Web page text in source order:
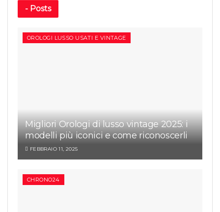
- Posts
OROLOGI LUSSO USATI E VINTAGE
Migliori Orologi di lusso vintage 2025: i
modelli più iconici e come riconoscerli
FEBBRAIO 11, 2025
CHRONO24